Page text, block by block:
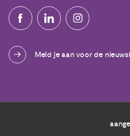
Meld je aan voor de